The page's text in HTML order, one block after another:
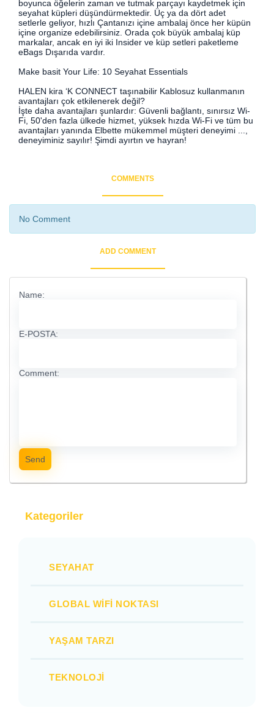
boyunca öğelerin zaman ve tutmak parçayı kaydetmek için
seyahat küpleri düşündürmektedir. Üç ya da dört adet
setlerle geliyor, hızlı Çantanızı içine ambalaj önce her küpün
içine organize edebilirsiniz. Orada çok büyük ambalaj küp
markalar, ancak en iyi iki Insider ve küp setleri paketleme
eBags Dışarıda vardır.
Make basit Your Life: 10 Seyahat Essentials
HALEN kira ‘K CONNECT taşınabilir Kablosuz kullanmanın
avantajları çok etkilenerek değil?
İşte daha avantajları şunlardır: Güvenli bağlantı, sınırsız Wi-
Fi, 50'den fazla ülkede hizmet, yüksek hızda Wi-Fi ve tüm bu
avantajları yanında Elbette mükemmel müşteri deneyimi ...,
deneyiminiz sayılır! Şimdi ayırtın ve hayran!
COMMENTS
No Comment
ADD COMMENT
Name:
E-POSTA:
Comment:
Send
Kategoriler
SEYAHAT
GLOBAL WIFI NOKTASI
YAŞAM TARZI
TEKNOLOJI